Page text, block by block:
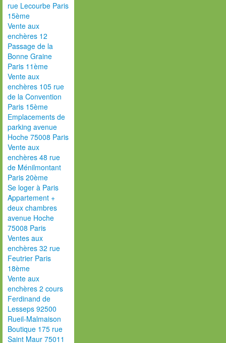
rue Lecourbe Paris
15ème
Vente aux
enchères 12
Passage de la
Bonne Graine
Paris 11ème
Vente aux
enchères 105 rue
de la Convention
Paris 15ème
Emplacements de
parking avenue
Hoche 75008 Paris
Vente aux
enchères 48 rue
de Ménilmontant
Paris 20ème
Se loger à Paris
Appartement +
deux chambres
avenue Hoche
75008 Paris
Ventes aux
enchères 32 rue
Feutrier Paris
18ème
Vente aux
enchères 2 cours
Ferdinand de
Lesseps 92500
Rueil-Malmaison
Boutique 175 rue
Saint Maur 75011